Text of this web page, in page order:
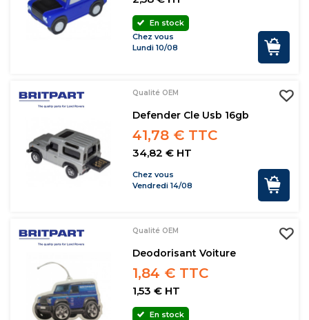
En stock
Chez vous
Lundi 10/08
Qualité OEM
Defender Cle Usb 16gb
41,78 € TTC
34,82 € HT
Chez vous
Vendredi 14/08
Qualité OEM
Deodorisant Voiture
1,84 € TTC
1,53 € HT
En stock